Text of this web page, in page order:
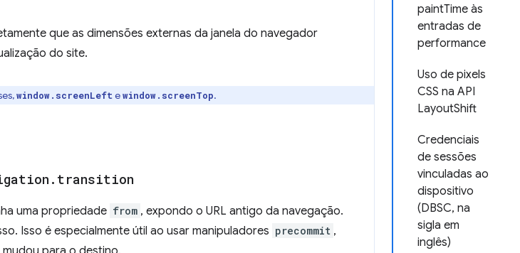
paintTime às
entradas de
performance
Uso de pixels
CSS na API
LayoutShift
Credenciais
de sessões
vinculadas ao
dispositivo
(DBSC, na
sigla em
inglês)
que as dimensões externas da janela do navegador
do site.
window.screenLeft ewindow.screenTop.
. transition
uma propriedade from , expondo o URL antigo da navegação.
Isso é especialmente útil ao usar manipuladores precommit ,